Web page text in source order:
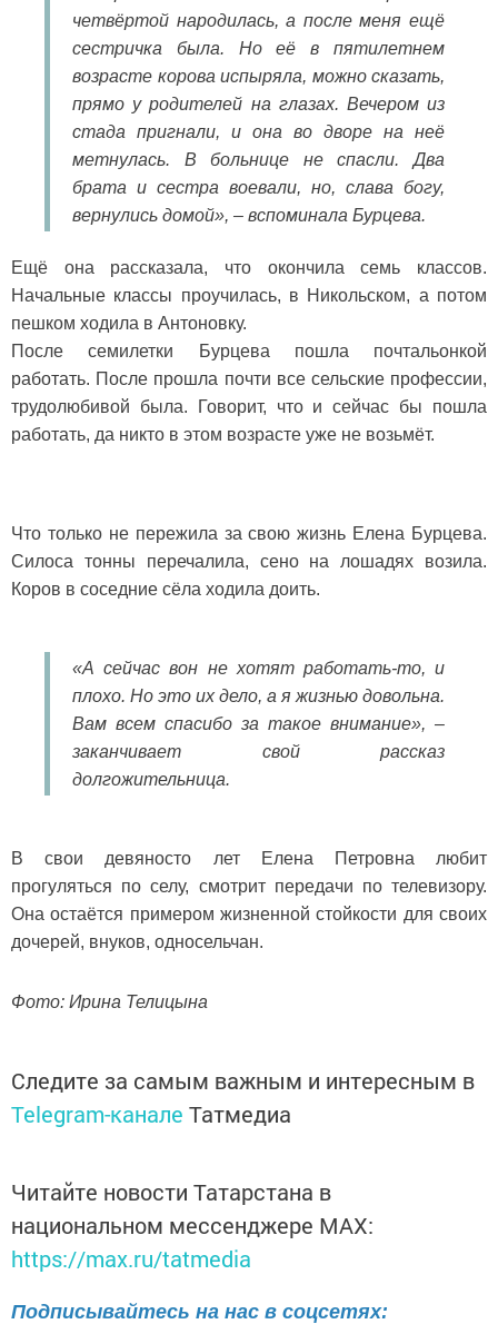
четвёртой народилась, а после меня ещё
сестричка была. Но её в пятилетнем
возрасте корова испыряла, можно сказать,
прямо у родителей на глазах. Вечером из
стада пригнали, и она во дворе на неё
метнулась. В больнице не спасли. Два
брата и сестра воевали, но, слава богу,
вернулись домой», – вспоминала Бурцева.
Ещё она рассказала, что окончила семь классов.
Начальные классы проучилась, в Никольском, а потом
пешком ходила в Антоновку.
После семилетки Бурцева пошла почтальонкой
работать. После прошла почти все сельские профессии,
трудолюбивой была. Говорит, что и сейчас бы пошла
работать, да никто в этом возрасте уже не возьмёт.
Что только не пережила за свою жизнь Елена Бурцева.
Силоса тонны перечалила, сено на лошадях возила.
Коров в соседние сёла ходила доить.
«А сейчас вон не хотят работать-то, и
плохо. Но это их дело, а я жизнью довольна.
Вам всем спасибо за такое внимание», –
заканчивает свой рассказ
долгожительница.
В свои девяносто лет Елена Петровна любит
прогуляться по селу, смотрит передачи по телевизору.
Она остаётся примером жизненной стойкости для своих
дочерей, внуков, односельчан.
Фото: Ирина Телицына
Следите за самым важным и интересным в
Telegram-канале Татмедиа
Читайте новости Татарстана в
национальном мессенджере MАХ:
https://max.ru/tatmedia
Подписывайтесь на нас в соцсетях: